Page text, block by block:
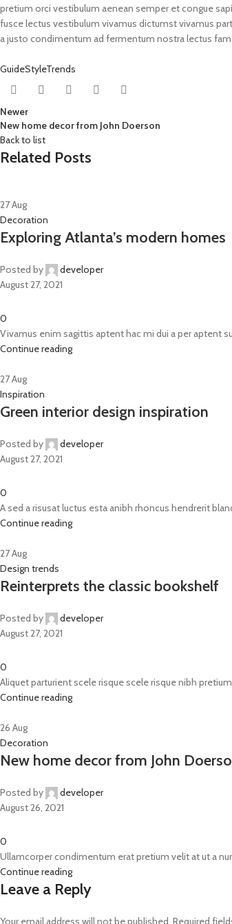
pretium orci vestibulum aenean semper et congue
fusce lectus vestibulum vivamus dictumst vivamus
a justo condimentum ad fermentum nostra lectus
GuideStyleTrends
Newer
New home decor from John Doerson
Back to list
Related Posts
27Aug
Decoration
Exploring Atlanta’s modern homes
Posted by
developer
August 27, 2021
0
Vivamus enim sagittis aptent hac mi dui a per aptent
Continue reading
27Aug
Inspiration
Green interior design inspiration
Posted by
developer
August 27, 2021
0
A sed a risusat luctus esta anibh rhoncus hendrerit
Continue reading
27Aug
Design trends
Reinterprets the classic bookshelf
Posted by
developer
August 27, 2021
0
Aliquet parturient scele risque scele risque nibh
Continue reading
26 Aug
Decoration
New home decor from John
Posted by
developer
August 26, 2021
0
Ullamcorper condimentum erat pretium velit at ut a
Continue reading
Leave a Reply
Your email address will not be published. Required